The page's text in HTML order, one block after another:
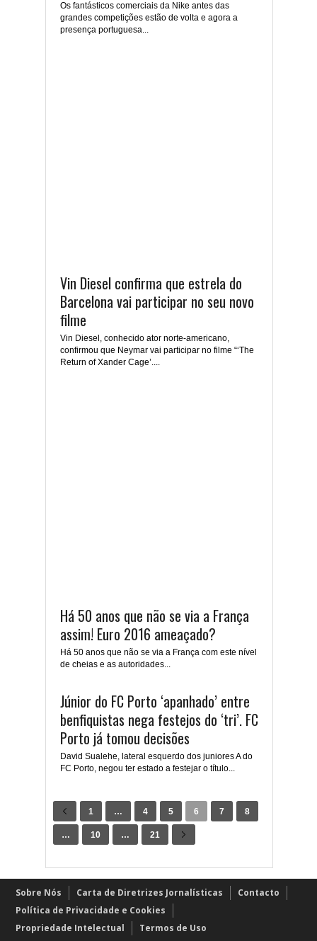
Os fantásticos comerciais da Nike antes das
grandes competições estão de volta e agora a
presença portuguesa...
Vin Diesel confirma que estrela do
Barcelona vai participar no seu novo
filme
Vin Diesel, conhecido ator norte-americano,
confirmou que Neymar vai participar no filme “‘The
Return of Xander Cage’....
Há 50 anos que não se via a França
assim! Euro 2016 ameaçado?
Há 50 anos que não se via a França com este nível
de cheias e as autoridades...
Júnior do FC Porto ‘apanhado’ entre
benfiquistas nega festejos do ‘tri’. FC
Porto já tomou decisões
David Sualehe, lateral esquerdo dos juniores A do
FC Porto, negou ter estado a festejar o título...
1 … 4 5 6 7 8
… 10 … 21
Sobre Nós Carta de Diretrizes Jornalísticas
Contacto
Política de Privacidade e Cookies
Propriedade Intelectual
Termos de Uso